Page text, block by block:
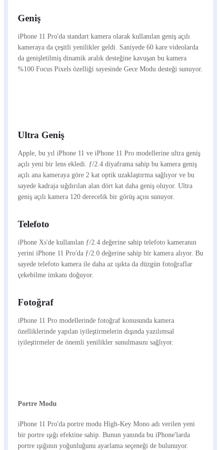
Geniş
iPhone 11 Pro'da standart kamera olarak kullanılan geniş açılı
kameraya da çeşitli yenilikler geldi. Saniyede 60 kare videolarda
da genişletilmiş dinamik aralık desteğine kavuşan bu kamera
%100 Focus Pixels özelliği sayesinde Gece Modu desteği sunuyor.
Ultra Geniş
Apple, bu yıl iPhone 11 ve iPhone 11 Pro modellerine ultra geniş
açılı yeni bir lens ekledi. ƒ/2.4 diyaframa sahip bu kamera geniş
açılı ana kameraya göre 2 kat optik uzaklaştırma sağlıyor ve bu
sayede kadraja sığdırılan alan dört kat daha geniş oluyor. Ultra
geniş açılı kamera 120 derecelik bir görüş açısı sunuyor.
Telefoto
iPhone Xs'de kullanılan ƒ/2.4 değerine sahip telefoto kameranın
yerini iPhone 11 Pro'da ƒ/2.0 değerine sahip bir kamera alıyor. Bu
sayede telefoto kamera ile daha az ışıkta da düzgün fotoğraflar
çekebilme imkanı doğuyor.
Fotoğraf
iPhone 11 Pro modellerinde fotoğraf konusunda kamera
özelliklerinde yapılan iyileştirmelerin dışında yazılımsal
iyileştirmeler de önemli yenilikler sunulmasını sağlıyor.
Portre Modu
iPhone 11 Pro'da portre modu High-Key Mono adı verilen yeni
bir portre ışığı efektine sahip. Bunun yanında bu iPhone'larda
portre ışığının yoğunluğunu ayarlama seçeneği de bulunuyor.